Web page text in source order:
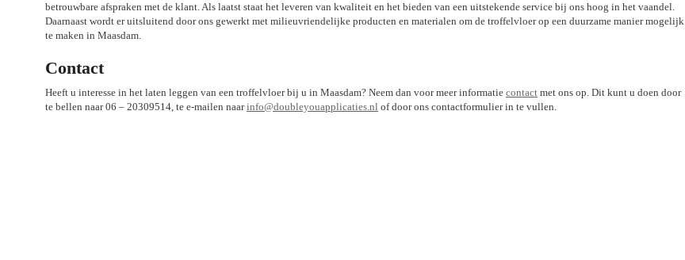
betrouwbare afspraken met de klant. Als laatst staat het leveren van kwaliteit en het bieden van een uitstekende service bij ons hoog in het vaandel.
Daarnaast wordt er uitsluitend door ons gewerkt met milieuvriendelijke producten en materialen om de troffelvloer op een duurzame manier mogelijk
te maken in Maasdam.
Contact
Heeft u interesse in het laten leggen van een troffelvloer bij u in Maasdam? Neem dan voor meer informatie contact met ons op. Dit kunt u doen door
te bellen naar 06 – 20309514, te e-mailen naarinfo@doubleyouapplicaties.nl of door ons contactformulier in te vullen.